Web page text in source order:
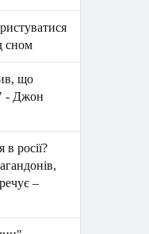
сном
що
- Джон
в росії?
–